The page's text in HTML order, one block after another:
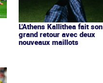
L'Athens Kallithea fait son
grand retour avec deux
nouveaux maillots